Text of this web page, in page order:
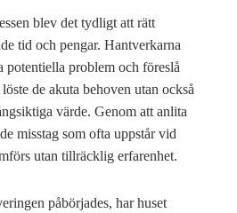
blev det tydligt att rätt
tid och pengar. Hantverkarna
potentiella problem och föreslå
de akuta behoven utan också
värde. Genom att anlita
misstag som ofta uppstår vid
utan tillräcklig erfarenhet.
påbörjades, har huset